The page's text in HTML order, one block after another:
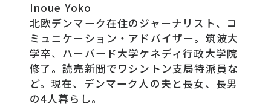
Inoue Yoko
北欧デンマーク在住のジャーナリスト、コ
ミュニケーション・アドバイザー。筑波大
学卒、ハーバード大学ケネディ行政大学院
修了。読売新聞でワシントン支局特派員な
ど。現在、デンマーク人の夫と長女、長男
の4人暮らし。